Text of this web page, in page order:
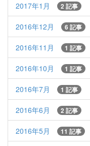
2017年1月 2 記事
2016年12月 6 記事
2016年11月 1 記事
2016年10月 1 記事
2016年7月 1 記事
2016年6月 2 記事
2016年5月 11 記事